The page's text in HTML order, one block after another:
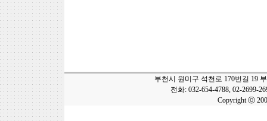
부천시 원미구 석천로 170번길 19
전화: 032-654-4788, 02-2699-
Copyright ⓒ